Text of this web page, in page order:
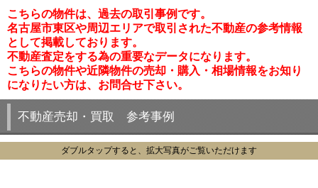
こちらの物件は、過去の取引事例です。
名古屋市東区や周辺エリアで取引された不動産の参考情報
として掲載しております。
不動産査定をする為の重要なデータになります。
こちらの物件や近隣物件の売却・購入・相場情報をお知り
になりたい方は、お問合せ下さい。
不動産売却・買取 参考事例
ダブルタップすると、拡大写真がご覧いただけます